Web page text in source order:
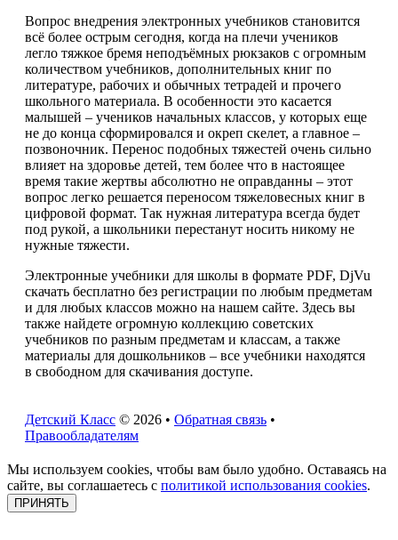
Вопрос внедрения электронных учебников становится
всё более острым сегодня, когда на плечи учеников
легло тяжкое бремя неподъёмных рюкзаков с огромным
количеством учебников, дополнительных книг по
литературе, рабочих и обычных тетрадей и прочего
школьного материала. В особенности это касается
малышей – учеников начальных классов, у которых еще
не до конца сформировался и окреп скелет, а главное –
позвоночник. Перенос подобных тяжестей очень сильно
влияет на здоровье детей, тем более что в настоящее
время такие жертвы абсолютно не оправданны – этот
вопрос легко решается переносом тяжеловесных книг в
цифровой формат. Так нужная литература всегда будет
под рукой, а школьники перестанут носить никому не
нужные тяжести.
Электронные учебники для школы в формате PDF, DjVu
скачать бесплатно без регистрации по любым предметам
и для любых классов можно на нашем сайте. Здесь вы
также найдете огромную коллекцию советских
учебников по разным предметам и классам, а также
материалы для дошкольников – все учебники находятся
в свободном для скачивания доступе.
Детский Класс © 2026 • Обратная связь •
Правообладателям
Мы используем cookies, чтобы вам было удобно. Оставаясь на
сайте, вы соглашаетесь с политикой использования cookies.
ПРИНЯТЬ